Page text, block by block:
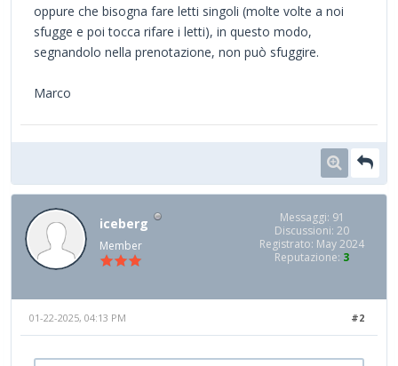
oppure che bisogna fare letti singoli (molte volte a noi
sfugge e poi tocca rifare i letti), in questo modo,
segnandolo nella prenotazione, non può sfuggire.
Marco
iceberg
Member
Messaggi: 91
Discussioni: 20
Registrato: May 2024
Reputazione: 3
#2
01-22-2025, 04:13 PM